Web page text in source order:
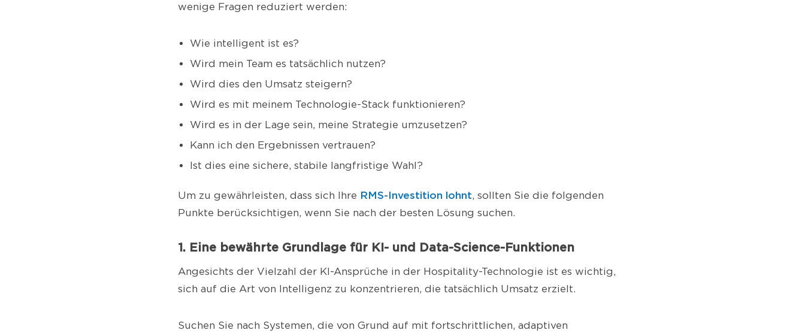
wenige Fragen reduziert werden:
Wie intelligent ist es?
Wird mein Team es tatsächlich nutzen?
Wird dies den Umsatz steigern?
Wird es mit meinem Technologie-Stack funktionieren?
Wird es in der Lage sein, meine Strategie umzusetzen?
Kann ich den Ergebnissen vertrauen?
Ist dies eine sichere, stabile langfristige Wahl?
Um zu gewährleisten, dass sich Ihre RMS-Investition lohnt, sollten Sie die folgenden
Punkte berücksichtigen, wenn Sie nach der besten Lösung suchen.
1. Eine bewährte Grundlage für KI- und Data-Science-Funktionen
Angesichts der Vielzahl der KI-Ansprüche in der Hospitality-Technologie ist es wichtig,
sich auf die Art von Intelligenz zu konzentrieren, die tatsächlich Umsatz erzielt.
Suchen Sie nach Systemen, die von Grund auf mit fortschrittlichen, adaptiven